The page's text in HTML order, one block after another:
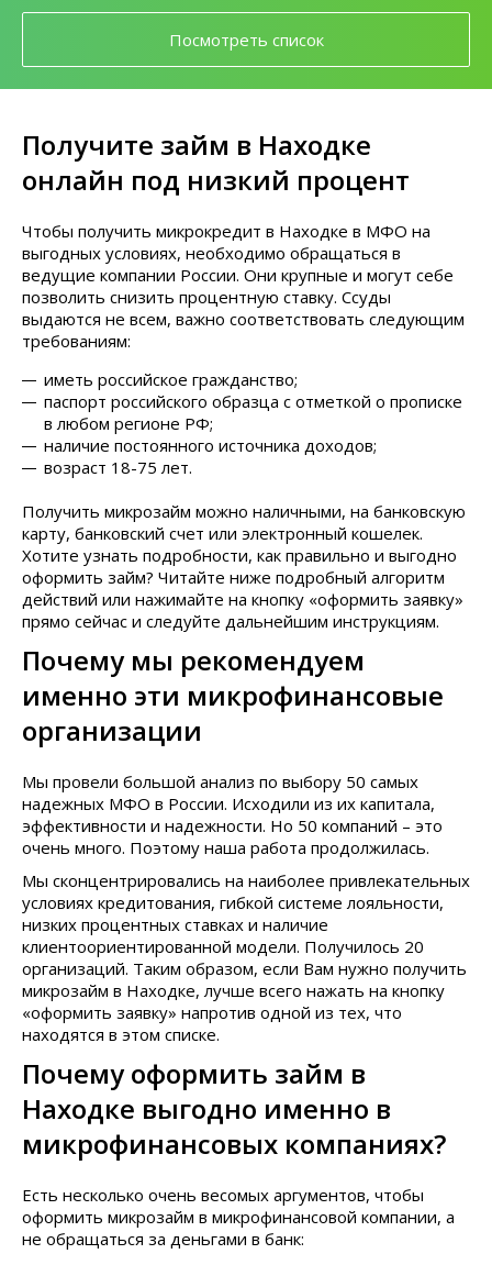
Посмотреть список
Получите займ в Находке
онлайн под низкий процент
Чтобы получить микрокредит в Находке в МФО на
выгодных условиях, необходимо обращаться в
ведущие компании России. Они крупные и могут себе
позволить снизить процентную ставку. Ссуды
выдаются не всем, важно соответствовать следующим
требованиям:
иметь российское гражданство;
паспорт российского образца с отметкой о прописке
в любом регионе РФ;
наличие постоянного источника доходов;
возраст 18-75 лет.
Получить микрозайм можно наличными, на банковскую
карту, банковский счет или электронный кошелек.
Хотите узнать подробности, как правильно и выгодно
оформить займ? Читайте ниже подробный алгоритм
действий или нажимайте на кнопку «оформить заявку»
прямо сейчас и следуйте дальнейшим инструкциям.
Почему мы рекомендуем
именно эти микрофинансовые
организации
Мы провели большой анализ по выбору 50 самых
надежных МФО в России. Исходили из их капитала,
эффективности и надежности. Но 50 компаний – это
очень много. Поэтому наша работа продолжилась.
Мы сконцентрировались на наиболее привлекательных
условиях кредитования, гибкой системе лояльности,
низких процентных ставках и наличие
клиентоориентированной модели. Получилось 20
организаций. Таким образом, если Вам нужно получить
микрозайм в Находке, лучше всего нажать на кнопку
«оформить заявку» напротив одной из тех, что
находятся в этом списке.
Почему оформить займ в
Находке выгодно именно в
микрофинансовых компаниях?
Есть несколько очень весомых аргументов, чтобы
оформить микрозайм в микрофинансовой компании, а
не обращаться за деньгами в банк: